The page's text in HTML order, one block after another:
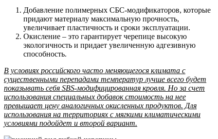
Добавление полимерных СБС-модификаторов, которые
придают материалу максимальную прочность,
увеличивает пластичность и сроки эксплуатации.
Окисление – это гарантирует черепице высокую
экологичность и придает увеличенную адгезивную
способность.
В условиях российского часто меняющегося климата с
существенными перепадами температур лучше всего будет
показывать себя SBS-модифицированная кровля. Но за счет
использования специальных добавок стоимость на нее
превышает цену аналогичных окисленных продуктов. Для
использования на территориях с мягкими климатическими
условиями подойдет и второй вариант.